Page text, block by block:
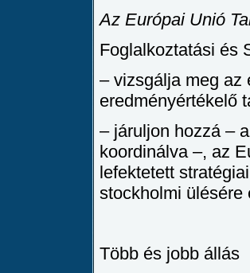
Az Európai Unió
Foglalkoztatási és
– vizsgálja meg az
eredményértékelő
– járuljon hozzá –
koordinálva –, az
lefektetett
stockholmi ülésére
Több és jobb állás